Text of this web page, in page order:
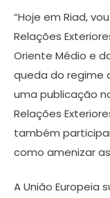
“Hoje em Riad,
Relações
Oriente Médio e
queda do regime
uma publicação
Relações
também
como amenizar
A União Europeia